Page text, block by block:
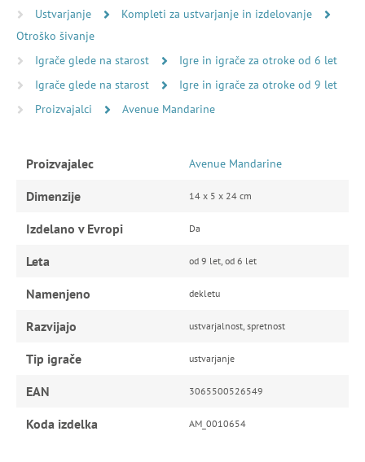
Ustvarjanje
Kompleti za ustvarjanje in izdelovanje
Otroško šivanje
Igrače glede na starost
Igre in igrače za otroke od 6 let
Igrače glede na starost
Igre in igrače za otroke od 9 let
Proizvajalci
Avenue Mandarine
Proizvajalec Avenue Mandarine
Dimenzije 14 x 5 x 24 cm
Izdelano v Evropi Da
Leta od 9 let, od 6 let
Namenjeno dekletu
Razvijajo ustvarjalnost, spretnost
Tip igrače ustvarjanje
EAN 3065500526549
Koda izdelka AM_0010654